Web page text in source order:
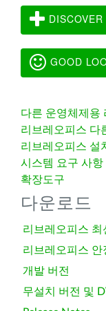
GOOD
다른 운영체제용
리브레오피스 다
리브레오피스 설
시스템 요구 사항
확장도구
다운로드
리브레오피스 최
리브레오피스 안
개발 버전
무설치 버전 및